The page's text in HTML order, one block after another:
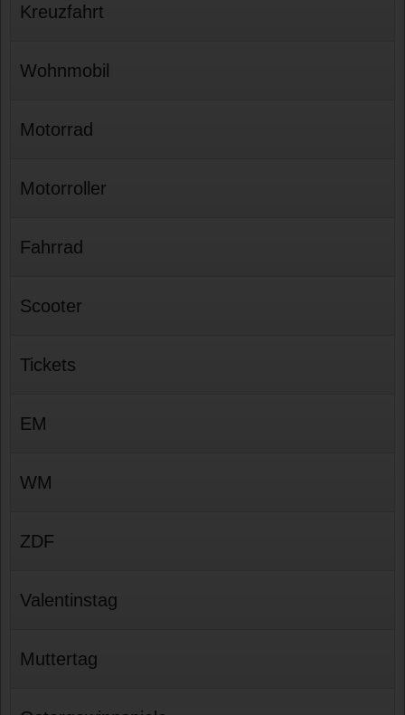
Kreuzfahrt
Wohnmobil
Motorrad
Motorroller
Fahrrad
Scooter
Tickets
EM
WM
ZDF
Valentinstag
Muttertag